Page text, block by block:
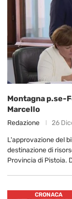
Montagna p.se-
Marcello
Redazione 26
L'approvazione del
destinazione di
Provincia di Pistoia.
CRONACA